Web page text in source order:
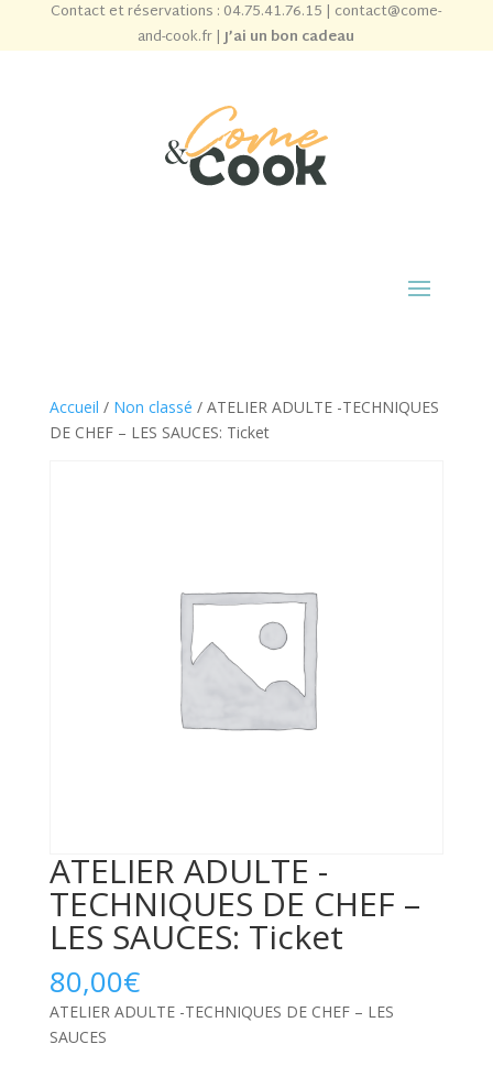
Contact et réservations : 04.75.41.76.15 | contact@come-
and-cook.fr|J’ai un bon cadeau
Accueil / Non classé / ATELIER ADULTE -TECHNIQUES
DE CHEF – LES SAUCES: Ticket
ATELIER ADULTE -
TECHNIQUES DE CHEF –
LES SAUCES: Ticket
80,00€
ATELIER ADULTE -TECHNIQUES DE CHEF – LES
SAUCES